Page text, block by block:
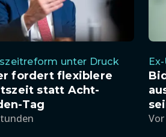
unter Druck
fordert flexiblere
statt Acht-
Tag